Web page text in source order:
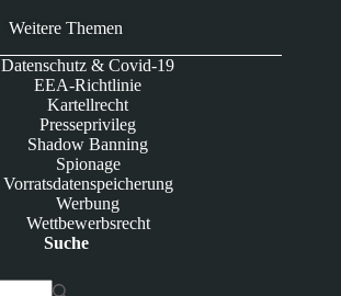
Weitere Themen
Datenschutz & Covid-19
EEA-Richtlinie
Kartellrecht
Presseprivileg
Shadow Banning
Spionage
Vorratsdatenspeicherung
Werbung
Wettbewerbsrecht
Suche